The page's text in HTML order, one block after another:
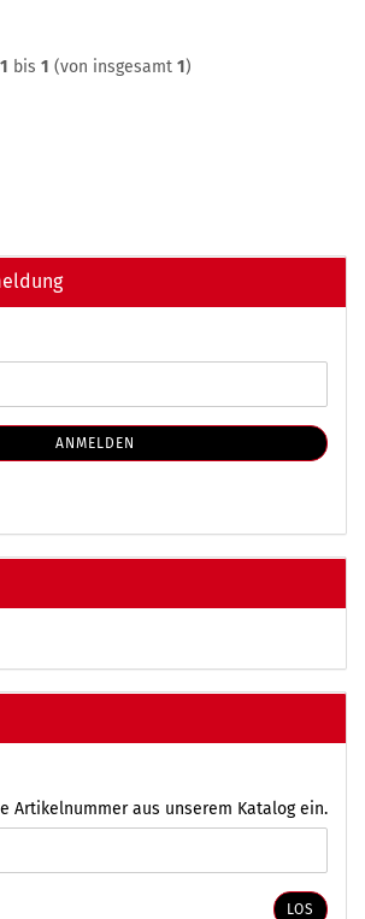
1 bis 1 (von insgesamt 1)
ANMELDEN
Artikelnummer aus unserem Katalog ein.
LOS